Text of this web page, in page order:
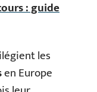
: guide
les
en Europe